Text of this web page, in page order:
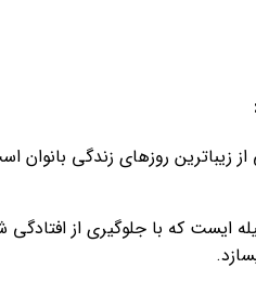
زیباترین روزهای زندگی
ایست که با جلوگیری از